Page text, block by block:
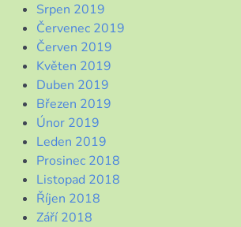
Srpen 2019
Červenec 2019
Červen 2019
Květen 2019
Duben 2019
Březen 2019
Únor 2019
Leden 2019
Prosinec 2018
Listopad 2018
Říjen 2018
Září 2018